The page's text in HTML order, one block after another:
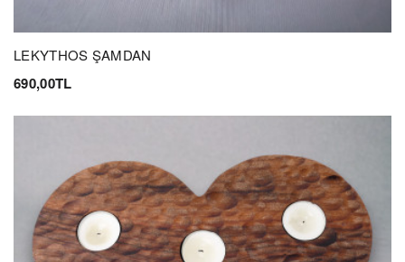
LEKYTHOS ŞAMDAN
690,00TL